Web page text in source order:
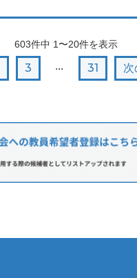
603件中 1〜20件を表示
3 ... 31